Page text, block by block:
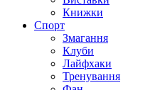
Книжки
Спорт
Змагання
Клуби
Лайфхаки
Тренування